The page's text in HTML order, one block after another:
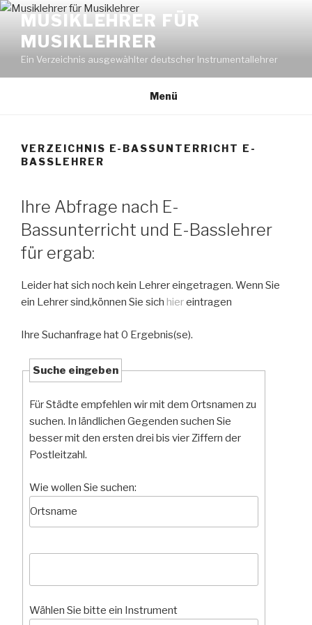
Zum
Inhalt
springen
MUSIKLEHRER FÜR
MUSIKLEHRER
Ein Verzeichnis ausgewählter deutscher Instrumentallehrer
Menü
VERZEICHNIS E-BASSUNTERRICHT E-
BASSLEHRER
Ihre Abfrage nach E-
Bassunterricht und E-Basslehrer
für ergab:
Leider hat sich noch kein Lehrer eingetragen. Wenn Sie
ein Lehrer sind,können Sie sich hiereintragen
Ihre Suchanfrage hat 0 Ergebnis(se).
Suche eingeben
Für Städte empfehlen wir mit dem Ortsnamen zu
suchen. In ländlichen Gegenden suchen Sie
besser mit den ersten drei bis vier Ziffern der
Postleitzahl.
Wie wollen Sie suchen:
Wählen Sie bitte ein Instrument